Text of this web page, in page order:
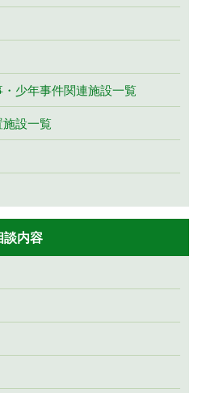
少年事件関連施設一覧
設一覧
談内容